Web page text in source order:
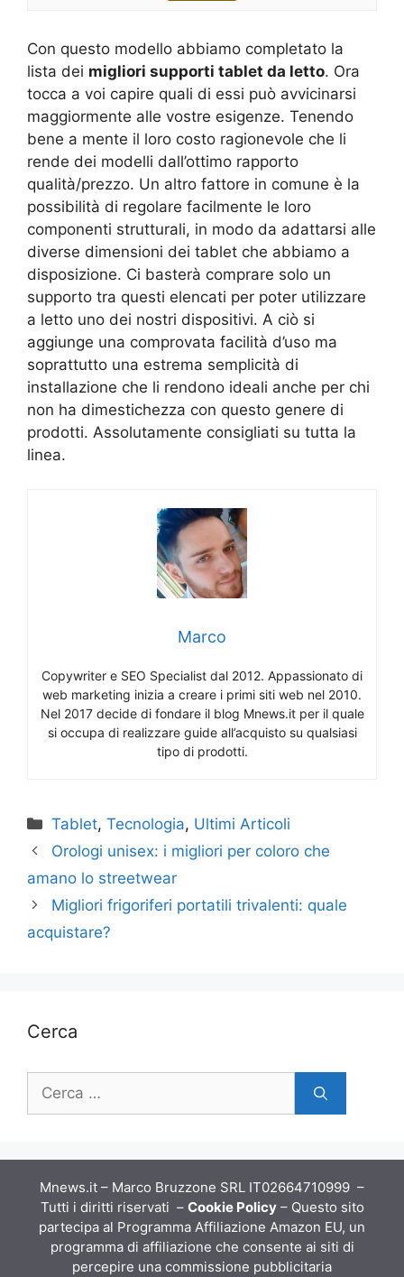
Con questo modello abbiamo completato la
lista dei migliori supporti tablet da letto. Ora
tocca a voi capire quali di essi può avvicinarsi
maggiormente alle vostre esigenze. Tenendo
bene a mente il loro costo ragionevole che li
rende dei modelli dall’ottimo rapporto
qualità/prezzo. Un altro fattore in comune è la
possibilità di regolare facilmente le loro
componenti strutturali, in modo da adattarsi alle
diverse dimensioni dei tablet che abbiamo a
disposizione. Ci basterà comprare solo un
supporto tra questi elencati per poter utilizzare
a letto uno dei nostri dispositivi. A ciò si
aggiunge una comprovata facilità d’uso ma
soprattutto una estrema semplicità di
installazione che li rendono ideali anche per chi
non ha dimestichezza con questo genere di
prodotti. Assolutamente consigliati su tutta la
linea.
Marco
Copywriter e SEO Specialist dal 2012. Appassionato di
web marketing inizia a creare i primi siti web nel 2010.
Nel 2017 decide di fondare il blog Mnews.it per il quale
si occupa di realizzare guide all’acquisto su qualsiasi
tipo di prodotti.
Categorie
Tablet,Tecnologia, Ultimi Articoli
Orologi unisex: i migliori per coloro che
amano lo streetwear
Migliori frigoriferi portatili trivalenti: quale
acquistare?
Cerca
Ricerca
Mnews.it – Marco Bruzzone SRL IT02664710999 –
Tutti i diritti riservati – Cookie Policy– Questo sito
partecipa al Programma Affiliazione Amazon EU, un
programma di affiliazione che consente ai siti di
percepire una commissione pubblicitaria